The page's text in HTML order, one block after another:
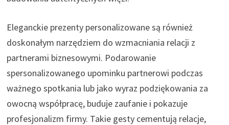
Eleganckie prezenty personalizowane są również
doskonałym narzędziem do wzmacniania relacji z
partnerami biznesowymi. Podarowanie
spersonalizowanego upominku partnerowi podczas
ważnego spotkania lub jako wyraz podziękowania za
owocną współpracę, buduje zaufanie i pokazuje
profesjonalizm firmy. Takie gesty cementują relacje,